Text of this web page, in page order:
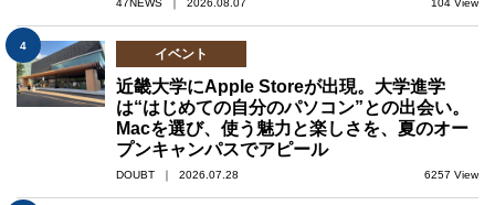
47NEWS ｜ 2026.08.07 104 View
4
イベント
近畿大学にApple Storeが出現。大学進学
は“はじめての自分のパソコン”との出会い。
Macを選び、使う魅力と楽しさを、夏のオー
プンキャンパスでアピール
DOUBT ｜ 2026.07.28 6257 View